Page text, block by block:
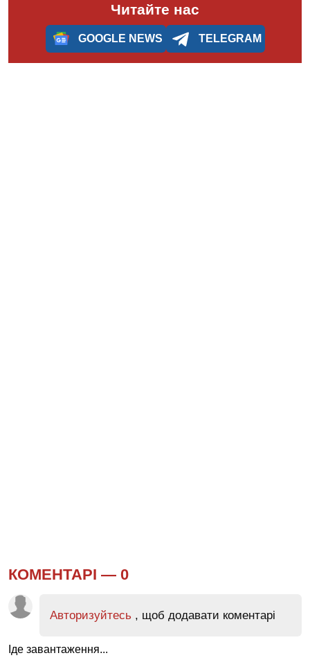
Читайте нас
GOOGLE NEWS TELEGRAM
КОМЕНТАРІ — 0
Авторизуйтесь , щоб додавати коментарі
Іде завантаження...